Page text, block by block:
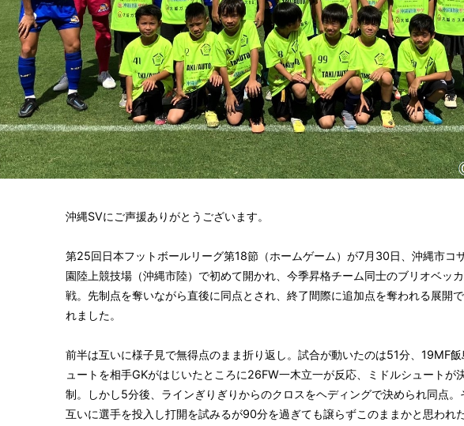
沖縄SVにご声援ありがとうございます。
第25回日本フットボールリーグ第18節（ホームゲーム）が7月30日、沖縄市コ
園陸上競技場（沖縄市陸）で初めて開かれ、今季昇格チーム同士のブリオベッ
戦。先制点を奪いながら直後に同点とされ、終了間際に追加点を奪われる展開
れました。
前半は互いに様子見で無得点のまま折り返し。試合が動いたのは51分、19MF飯
ュートを相手GKがはじいたところに26FW一木立一が反応、ミドルシュートが
制。しかし5分後、ラインぎりぎりからのクロスをヘディングで決められ同点。
互いに選手を投入し打開を試みるが90分を過ぎても譲らずこのままかと思われ